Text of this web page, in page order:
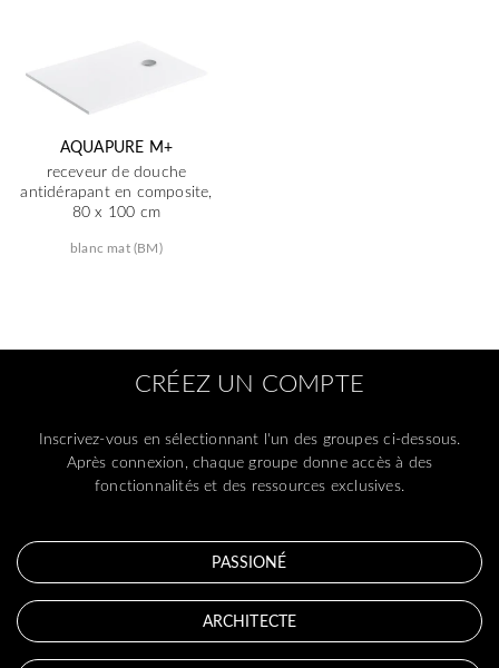
AQUAPURE M+
receveur de douche
antidérapant en composite,
80 x 100 cm
blanc mat (BM)
CRÉEZ UN COMPTE
Inscrivez-vous en sélectionnant l'un des groupes ci-dessous.
Après connexion, chaque groupe donne accès à des
fonctionnalités et des ressources exclusives.
PASSIONÉ
ARCHITECTE